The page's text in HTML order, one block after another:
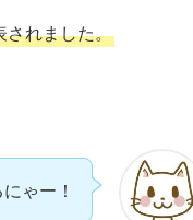
されました。
ゃー！